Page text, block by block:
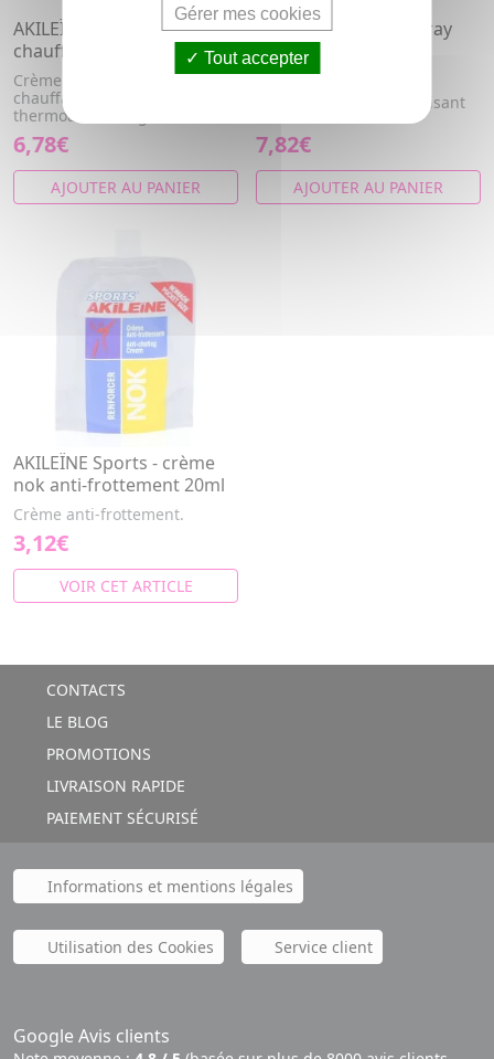
AKILEÏNE Sports - start gel
chauffant fort tube 75ml
Crème de massage
chauffante forte,
thermoactive longue durée.
6,78€
AJOUTER AU PANIER
AKILEÏNE Sports - Spray
froid intense 400ml
soulager
Spray froid intense apaisant
7,82€
AJOUTER AU PANIER
AKILEÏNE Sports - crème
nok anti-frottement 20ml
Crème anti-frottement.
3,12€
VOIR CET ARTICLE
CONTACTS
LE BLOG
PROMOTIONS
LIVRAISON RAPIDE
PAIEMENT SÉCURISÉ
Informations et mentions légales
Utilisation des Cookies Service client
Google Avis clients
Gérer mes cookies
Tout accepter